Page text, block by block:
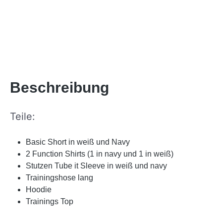
Beschreibung
Teile:
Basic Short in weiß und Navy
2 Function Shirts (1 in navy und 1 in weiß)
Stutzen Tube it Sleeve in weiß und navy
Trainingshose lang
Hoodie
Trainings Top